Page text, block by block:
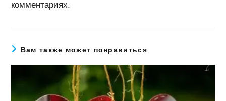
комментариях.
Вам также может понравиться